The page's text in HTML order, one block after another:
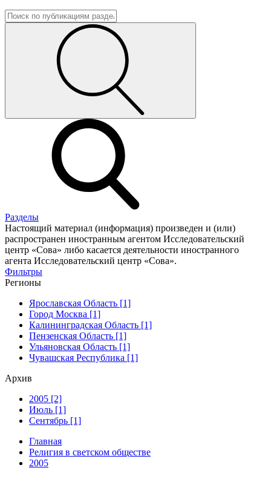
Разделы
Настоящий материал (информация) произведен и (или)
распространен иностранным агентом Исследовательский
центр «Сова» либо касается деятельности иностранного
агента Исследовательский центр «Сова».
Фильтры
Регионы
Ярославская Область [1]
Город Москва [1]
Калининградская Область [1]
Пензенская Область [1]
Ульяновская Область [1]
Чувашская Республика [1]
Архив
2005 [2]
Июль [1]
Сентябрь [1]
Главная
Религия в светском обществе
2005